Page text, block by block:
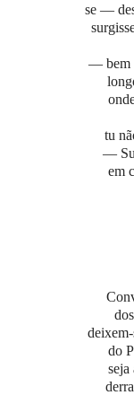
se —
— bem
tu
—
em
deixem-
do
seja